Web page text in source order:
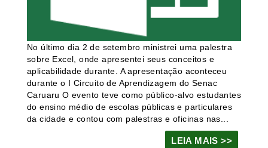
No último dia 2 de setembro ministrei uma palestra
sobre Excel, onde apresentei seus conceitos e
aplicabilidade durante. A apresentação aconteceu
durante o I Circuito de Aprendizagem do Senac
Caruaru O evento teve como público-alvo estudantes
do ensino médio de escolas públicas e particulares
da cidade e contou com palestras e oficinas nas...
LEIA MAIS >>